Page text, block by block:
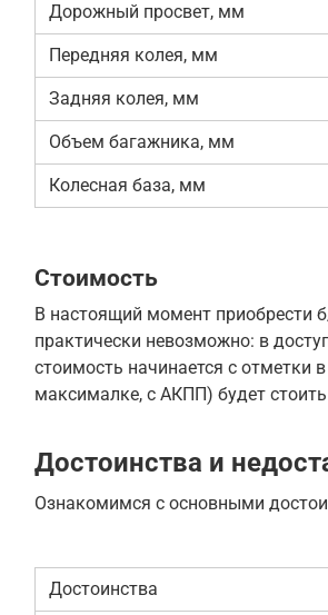
Дорожный просвет, мм
Передняя колея, мм
Задняя колея, мм
Объем багажника, мм
Колесная база, мм
Стоимость
В настоящий момент приобрести
практически невозможно: в
стоимость начинается с отметки
максималке, с АКПП) будет
Достоинства и
Ознакомимся с основными
Достоинства